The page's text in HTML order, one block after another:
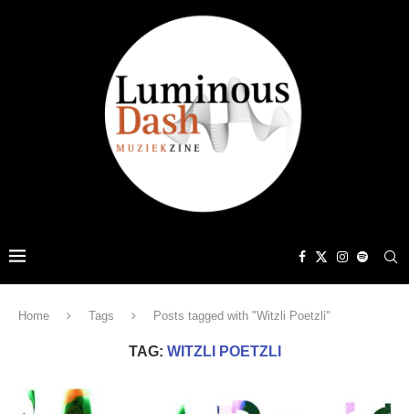
Home Tags Posts tagged with "Witzli Poetzli"
TAG: WITZLI POETZLI